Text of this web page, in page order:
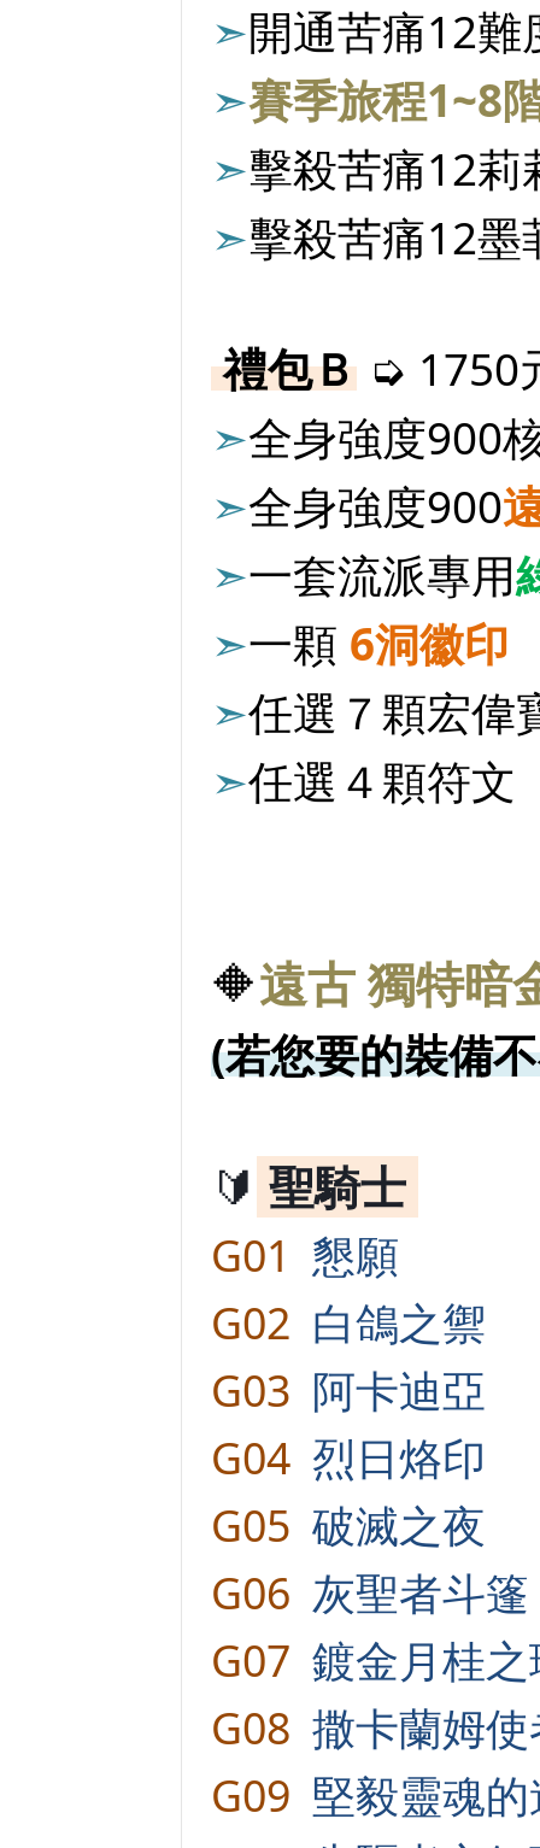
➣開通苦痛12難
➣賽季旅程1~8
➣擊殺苦痛12莉
➣擊殺苦痛12墨
禮包Ｂ ➭ 1750
➣全身強度900
➣全身強度900
➣一套流派專用
➣一顆 6洞徽印
➣任選７顆宏偉
➣任選４顆符文
🔶遠古 獨特暗
(若您要的裝備
🔰 聖騎士
G01 懇願
G02 白鴿之禦
G03 阿卡迪亞
G04 烈日烙印
G05 破滅之夜
G06 灰聖者斗篷
G07 鍍金月桂
G08 撒卡蘭姆
G09 堅毅靈魂